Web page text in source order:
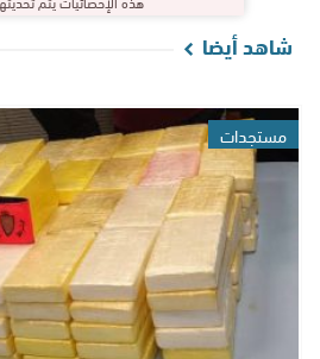
شاهد أيضا
مستجدات